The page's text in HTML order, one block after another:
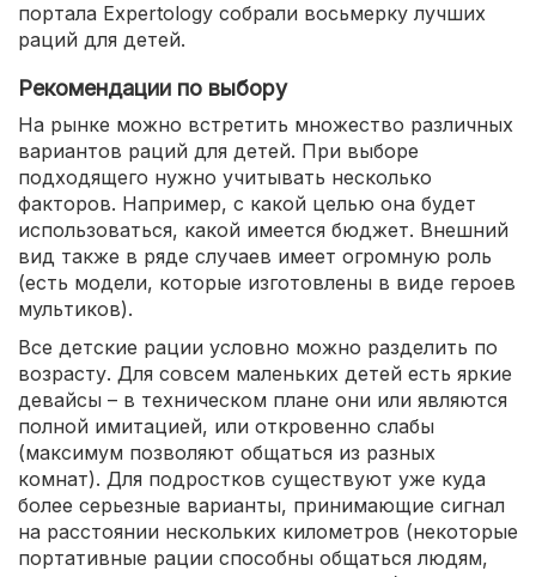
портала Expertology собрали восьмерку лучших
раций для детей.
Рекомендации по выбору
На рынке можно встретить множество различных
вариантов раций для детей. При выборе
подходящего нужно учитывать несколько
факторов. Например, с какой целью она будет
использоваться, какой имеется бюджет. Внешний
вид также в ряде случаев имеет огромную роль
(есть модели, которые изготовлены в виде героев
мультиков).
Все детские рации условно можно разделить по
возрасту. Для совсем маленьких детей есть яркие
девайсы – в техническом плане они или являются
полной имитацией, или откровенно слабы
(максимум позволяют общаться из разных
комнат). Для подростков существуют уже куда
более серьезные варианты, принимающие сигнал
на расстоянии нескольких километров (некоторые
портативные рации способны общаться людям,